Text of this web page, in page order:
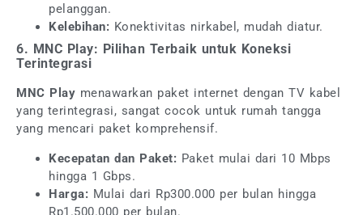
pelanggan.
Kelebihan: Konektivitas nirkabel, mudah diatur.
6. MNC Play: Pilihan Terbaik untuk Koneksi
Terintegrasi
MNC Play menawarkan paket internet dengan TV kabel
yang terintegrasi, sangat cocok untuk rumah tangga
yang mencari paket komprehensif.
Kecepatan dan Paket: Paket mulai dari 10 Mbps
hingga 1 Gbps.
Harga: Mulai dari Rp300.000 per bulan hingga
Rp1.500.000 per bulan.